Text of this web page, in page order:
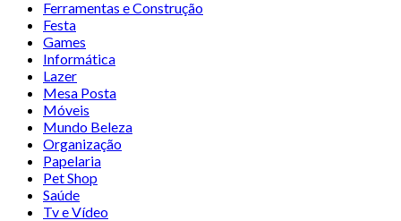
Ferramentas e Construção
Festa
Games
Informática
Lazer
Mesa Posta
Móveis
Mundo Beleza
Organização
Papelaria
Pet Shop
Saúde
Tv e Vídeo